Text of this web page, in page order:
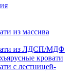
из массива
из ЛДСП/МДФ
кровати
с лестницей-